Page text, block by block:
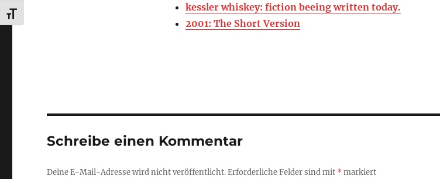
SCHRIFT VERGRÖSSERN
kessler whiskey: fiction beeing written today.
2001: The Short Version
Schreibe einen Kommentar
Deine E-Mail-Adresse wird nicht veröffentlicht.Erforderliche Felder sind mit *markiert